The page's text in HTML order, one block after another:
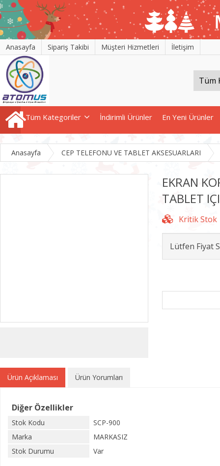
Anasayfa Sipariş Takibi Müşteri Hizmetleri İletişim
Tüm Kategoriler İndirimli Ürünler En Yeni Ürünler
Anasayfa CEP TELEFONU VE TABLET AKSESUARLARI
EKRAN
TABLET
Lütfen Fiyat
Ürün Açıklaması Ürün Yorumları
Diğer Özellikler
Stok Kodu
SCP-900
Marka
MARKASIZ
Stok Durumu
Var